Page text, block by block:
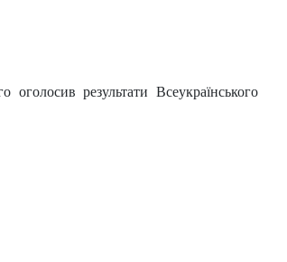
оголосив результати Всеукраїнського